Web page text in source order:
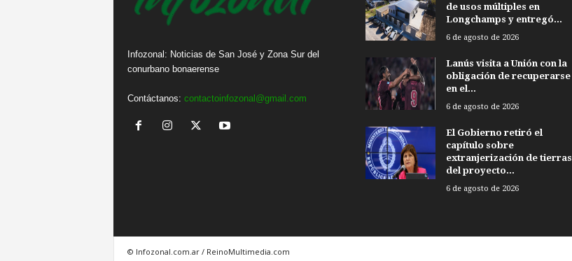
Infozonal: Noticias de San José y Zona Sur del
conurbano bonaerense
Contáctanos: contactoinfozonal@gmail.com
de usos múltiples en
Longchamps y entregó...
6 de agosto de 2026
Lanús visita a Unión con la
obligación de recuperarse
en el...
6 de agosto de 2026
El Gobierno retiró el
capítulo sobre
extranjerización de tierras
del proyecto...
6 de agosto de 2026
© Infozonal.com.ar / ReinoMultimedia.com